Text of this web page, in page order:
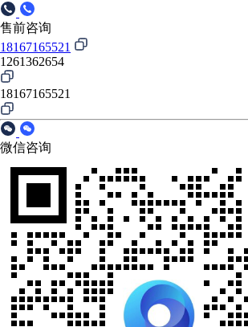
售前咨询
18167165521
1261362654
18167165521
微信咨询